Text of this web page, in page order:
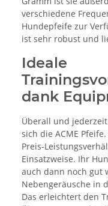
verschiedene
Hundepfeife zur
ist sehr robust und
Ideale
dank
Überall und
sich die ACME
Preis-
Einsatzweise. Ihr
auch dann noch gut
Nebengeräusche in
Das erleichtert den